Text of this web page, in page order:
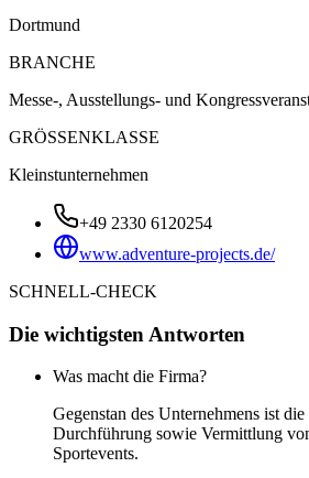
Dortmund
BRANCHE
Messe-, Ausstellungs- und
GRÖSSENKLASSE
Kleinstunternehmen
+49 2330 6120254
www.adventure-projects.de/
SCHNELL-CHECK
Die wichtigsten Antworten
Was macht die Firma?
Gegenstan des Unternehmens ist
Durchführung sowie Vermittlung
Sportevents.